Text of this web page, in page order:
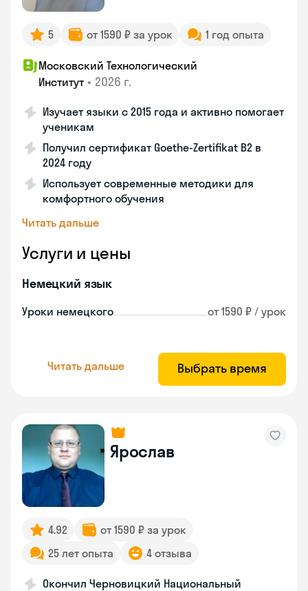
5 от 1590 ₽ за урок 1 год опыта
Московский Технологический
Институт • 2026 г.
Изучает языки с 2015 года и активно помогает
ученикам
Получил сертификат Goethe-Zertifikat B2 в
2024 году
Использует современные методики для
комфортного обучения
Читать дальше
Услуги и цены
Немецкий язык
Уроки немецкого от 1590 ₽ / урок
Читать дальше Выбрать время
Ярослав
4.92
от 1590 ₽ за урок
25 лет опыта
4 отзыва
Окончил Черновицкий Национальный